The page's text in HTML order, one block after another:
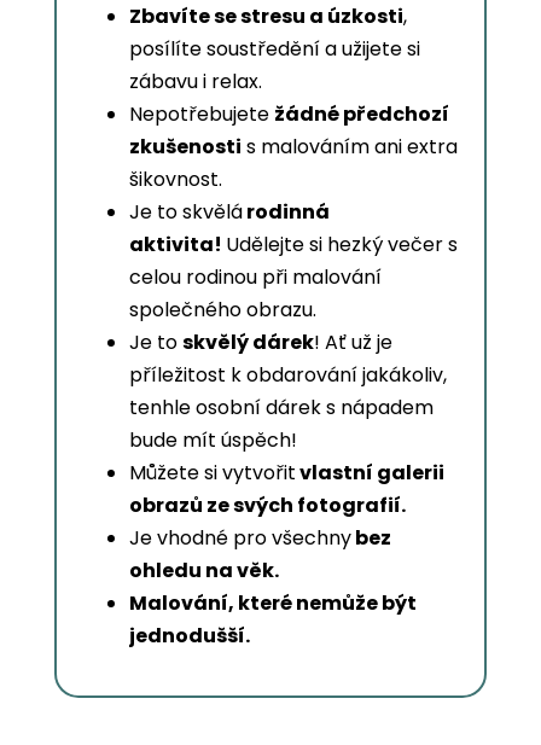
Zbavíte se stresu a úzkosti,
posílíte soustředění a užijete si
zábavu i relax.
Nepotřebujete žádné předchozí
zkušenosti s malováním ani extra
šikovnost.
Je to skvělárodinná
aktivita! Udělejte si hezký večer s
celou rodinou při malování
společného obrazu.
Je toskvělý dárek! Ať už je
příležitost k obdarování jakákoliv,
tenhle osobní dárek s nápadem
bude mít úspěch!
Můžete si vytvořitvlastní galerii
obrazů ze svých fotografií.
Je vhodné pro všechnybez
ohledu na věk.
Malování, které nemůže být
jednodušší.